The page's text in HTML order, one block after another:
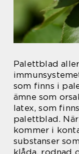
Palettblad
som finns i
ämne som
latex, som
palettblad.
kommer i
substanser